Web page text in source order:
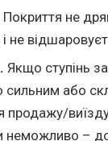
Покриття не
і не
Якщо ступінь
або
продажу/
неможливо –